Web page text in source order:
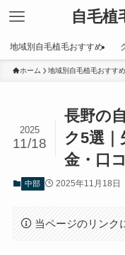
自毛植
地域別自毛植毛おすすめ
ホーム 地域別自毛植毛おすすめ
長野の
ク5選
金・口
2025
11/18
中部 2025年11月18日
当ページのリンク